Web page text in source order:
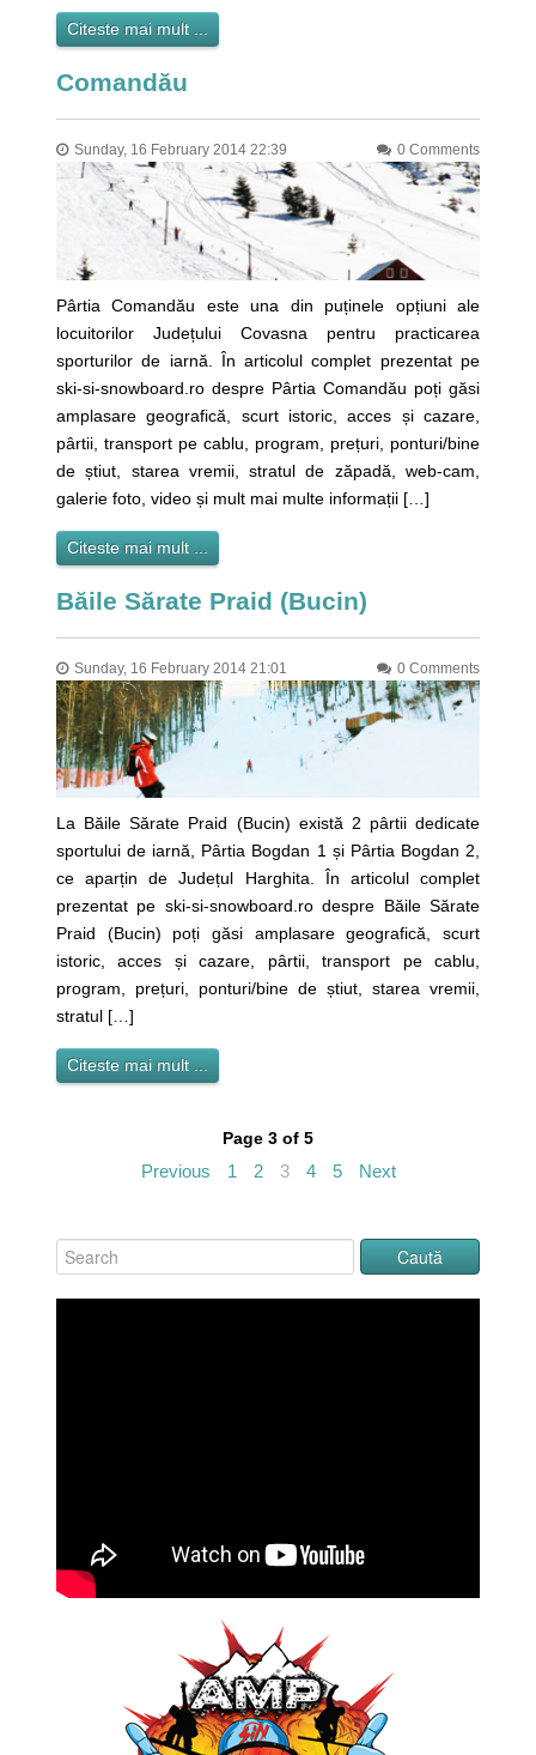
Citeste mai mult ...
Comandău
Sunday, 16 February 2014 22:39 0 Comments
Pârtia Comandău este una din puținele opțiuni ale
locuitorilor Județului Covasna pentru practicarea
sporturilor de iarnă. În articolul complet prezentat pe
ski-si-snowboard.ro despre Pârtia Comandău poți găsi
amplasare geografică, scurt istoric, acces și cazare,
pârtii, transport pe cablu, program, prețuri, ponturi/bine
de știut, starea vremii, stratul de zăpadă, web-cam,
galerie foto, video și mult mai multe informații […]
Citeste mai mult ...
Băile Sărate Praid (Bucin)
Sunday, 16 February 2014 21:01 0 Comments
La Băile Sărate Praid (Bucin) există 2 pârtii dedicate
sportului de iarnă, Pârtia Bogdan 1 și Pârtia Bogdan 2,
ce aparțin de Județul Harghita. În articolul complet
prezentat pe ski-si-snowboard.ro despre Băile Sărate
Praid (Bucin) poți găsi amplasare geografică, scurt
istoric, acces și cazare, pârtii, transport pe cablu,
program, prețuri, ponturi/bine de știut, starea vremii,
stratul […]
Citeste mai mult ...
Page 3 of 5
Previous 1 2 3 4 5 Next